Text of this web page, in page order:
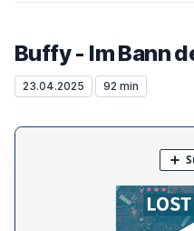
Buffy - Im Bann
23.04.2025 92 min